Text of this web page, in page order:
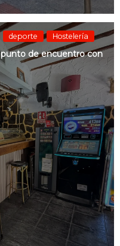
deporte Hostelería
de encuentro con